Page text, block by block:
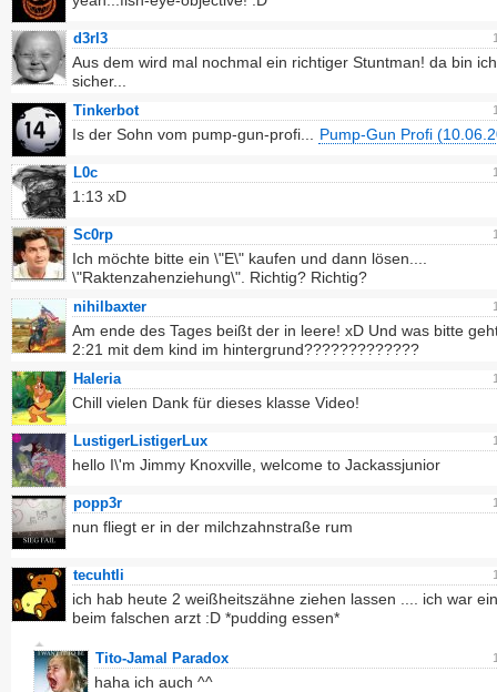
d3rl3
Aus dem wird mal nochmal ein richtiger Stuntman! da bin
sicher...
Tinkerbot
Is der Sohn vom pump-gun-profi... Pump-Gun Profi
L0c
1:13 xD
Sc0rp
Ich möchte bitte ein \"E\" kaufen und dann lösen....
\"Raktenzahenziehung\". Richtig? Richtig?
nihilbaxter
Am ende des Tages beißt der in leere! xD Und was bitte
2:21 mit dem kind im hintergrund?????????????
Haleria
Chill vielen Dank für dieses klasse Video!
LustigerListigerLux
hello I\'m Jimmy Knoxville, welcome to Jackassjunior
popp3r
nun fliegt er in der milchzahnstraße rum
tecuhtli
ich hab heute 2 weißheitszähne ziehen lassen .... ich war
beim falschen arzt :D *pudding essen*
Tito-Jamal Paradox
haha ich auch ^^